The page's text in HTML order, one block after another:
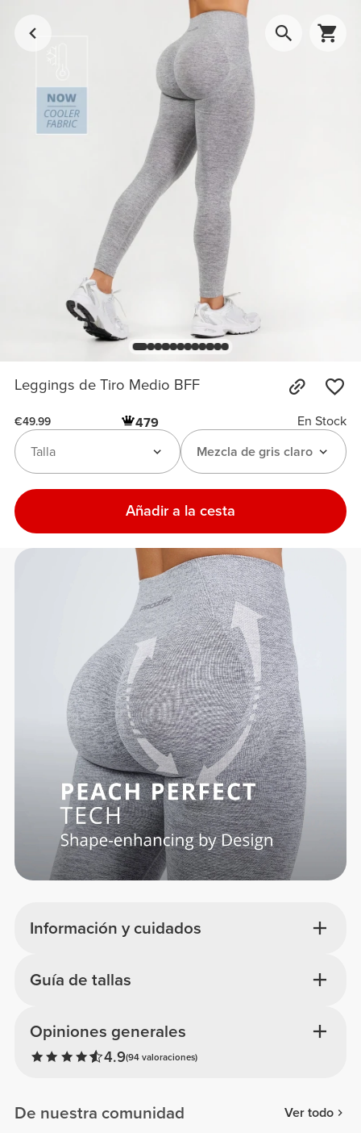
Leggings de Tiro Medio BFF
€49.99 479
En Stock
Mezcla de gris claro
Talla
Añadir a la cesta
Información y cuidados
Opiniones generales
4.9(94 valoraciones)
Guía de tallas
De nuestra comunidad Ver todo